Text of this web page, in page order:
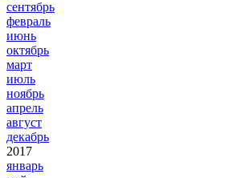
сентябрь
февраль
июнь
октябрь
март
июль
ноябрь
апрель
август
декабрь
2017
январь